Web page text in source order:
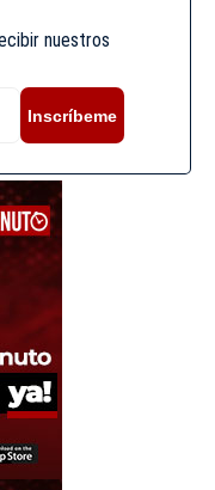
nuestros
Inscríbeme